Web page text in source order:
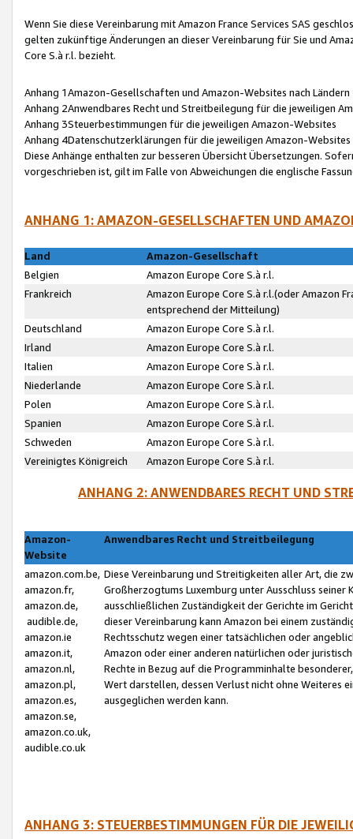
Wenn Sie diese Vereinbarung mit Amazon France Services SAS
gelten zukünftige Änderungen an dieser Vereinbarung für Sie und
Core S.à r.l. bezieht.
Anhang 1Amazon-Gesellschaften und Amazon-Websites nach Ländern
Anhang 2Anwendbares Recht und Streitbeilegung für die jeweiligen
Anhang 3Steuerbestimmungen für die jeweiligen Amazon-Websites
Anhang 4Datenschutzerklärungen für die jeweiligen Amazon-Websites
Diese Anhänge enthalten zur besseren Übersicht Übersetzungen.
vorgeschrieben ist, gilt im Falle von Abweichungen die englische
ANHANG 1: AMAZON-GESELLSCHAFTEN UND
Land
Amazon-Gesellschaft
Belgien
Amazon Europe Core S.à r.l.
Frankreich
Amazon Europe Core S.à r.l.(oder Amazon
entsprechend der Mitteilung)
Deutschland
Amazon Europe Core S.à r.l.
Irland
Amazon Europe Core S.à r.l.
Italien
Amazon Europe Core S.à r.l.
Niederlande
Amazon Europe Core S.à r.l.
Polen
Amazon Europe Core S.à r.l.
Spanien
Amazon Europe Core S.à r.l.
Schweden
Amazon Europe Core S.à r.l.
Vereinigtes Königreich
Amazon Europe Core S.à r.l.
ANHANG 2: ANWENDBARES RECHT UND
Amazon-
Website
Anwendbares Recht und Streitbeilegung
amazon.com.be,
amazon.fr,
amazon.de,
audible.de,
amazon.ie
amazon.it,
amazon.nl,
amazon.pl,
amazon.es,
amazon.se,
amazon.co.uk,
audible.co.uk
Diese Vereinbarung und Streitigkeiten aller Art, die
Großherzogtums Luxemburg unter Ausschluss
ausschließlichen Zuständigkeit der Gerichte im
dieser Vereinbarung kann Amazon bei einem
Rechtsschutz wegen einer tatsächlichen oder
Amazon oder einer anderen natürlichen oder
Rechte in Bezug auf die Programminhalte
Wert darstellen, dessen Verlust nicht ohne Weiteres
ausgeglichen werden kann.
ANHANG 3: STEUERBESTIMMUNGEN FÜR DIE